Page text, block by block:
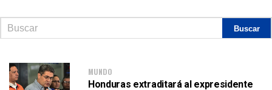
MUNDO
Honduras extraditará al expresidente